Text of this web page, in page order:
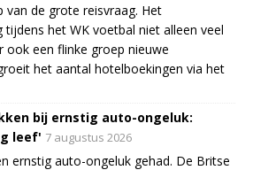
de grote reisvraag. Het
het WK voetbal niet alleen veel
ook een flinke groep nieuwe
het aantal hotelboekingen via het
bij ernstig auto-ongeluk:
leef' 7 augustus 2026
ernstig auto-ongeluk gehad. De Britse